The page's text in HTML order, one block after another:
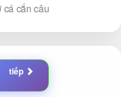
cá cắn câu
tiếp